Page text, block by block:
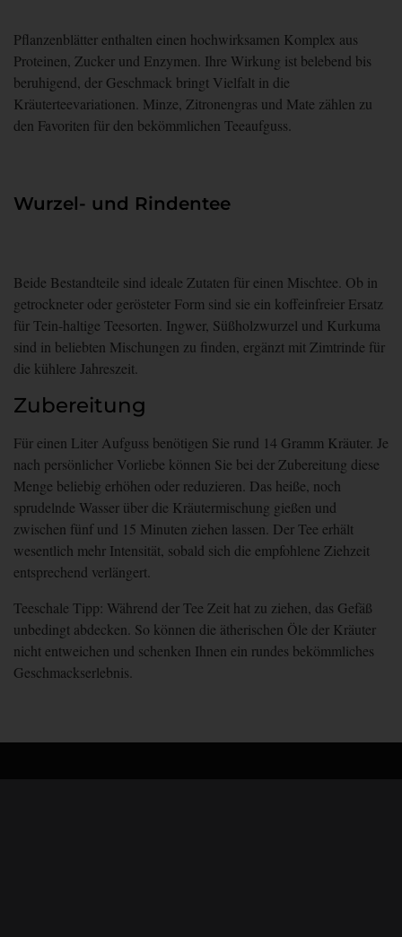
Pflanzenblätter enthalten einen hochwirksamen Komplex aus
Proteinen, Zucker und Enzymen. Ihre Wirkung ist belebend bis
beruhigend, der Geschmack bringt Vielfalt in die
Kräuterteevariationen. Minze, Zitronengras und Mate zählen zu
den Favoriten für den bekömmlichen Teeaufguss.
Wurzel- und Rindentee
Beide Bestandteile sind ideale Zutaten für einen Mischtee. Ob in
getrockneter oder gerösteter Form sind sie ein koffeinfreier Ersatz
für Tein-haltige Teesorten. Ingwer, Süßholzwurzel und Kurkuma
sind in beliebten Mischungen zu finden, ergänzt mit Zimtrinde für
die kühlere Jahreszeit.
Zubereitung
Für einen Liter Aufguss benötigen Sie rund 14 Gramm Kräuter. Je
nach persönlicher Vorliebe können Sie bei der Zubereitung diese
Menge beliebig erhöhen oder reduzieren. Das heiße, noch
sprudelnde Wasser über die Kräutermischung gießen und
zwischen fünf und 15 Minuten ziehen lassen. Der Tee erhält
wesentlich mehr Intensität, sobald sich die empfohlene Ziehzeit
entsprechend verlängert.
Teeschale Tipp: Während der Tee Zeit hat zu ziehen, das Gefäß
unbedingt abdecken . So können die ätherischen Öle der Kräuter
nicht entweichen und schenken Ihnen ein rundes bekömmliches
Geschmackserlebnis.